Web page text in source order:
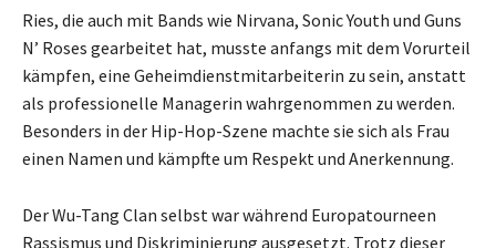
Ries, die auch mit Bands wie Nirvana, Sonic Youth und Guns
N’ Roses gearbeitet hat, musste anfangs mit dem Vorurteil
kämpfen, eine Geheimdienstmitarbeiterin zu sein, anstatt
als professionelle Managerin wahrgenommen zu werden.
Besonders in der Hip-Hop-Szene machte sie sich als Frau
einen Namen und kämpfte um Respekt und Anerkennung.
Der Wu-Tang Clan selbst war während Europatourneen
Rassismus und Diskriminierung ausgesetzt. Trotz dieser